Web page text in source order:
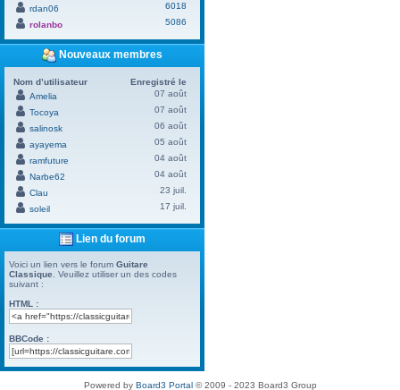
rdan06
6018
rolanbo
5086
Nouveaux membres
Nom d’utilisateur
Enregistré le
Amelia
07 août
Tocoya
07 août
salinosk
06 août
ayayema
05 août
ramfuture
04 août
Narbe62
04 août
Clau
23 juil.
soleil
17 juil.
Lien du forum
Voici un lien vers le forum Guitare
Classique . Veuillez utiliser un des codes
suivant :
HTML :
BBCode :
Powered by Board3 Portal© 2009 - 2023 Board3 Group